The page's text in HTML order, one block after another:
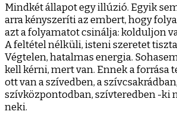
Mindkét állapot egy illúzió. Egyik
arra kényszeríti az embert, hogy
azt a folyamatot csinálja: kolduljon
A feltétel nélküli, isteni szeretet
Végtelen, hatalmas energia.
kell kérni, mert van. Ennek a forrása
ott van a szívedben, a szívcsakrádban,
szívközpontodban, szívteredben -ki
neki.